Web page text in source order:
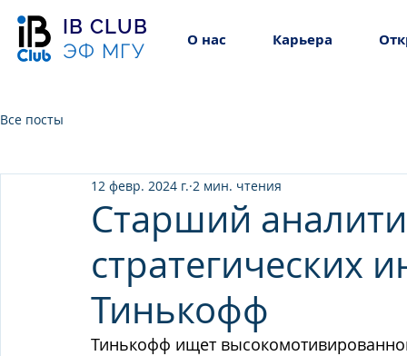
IB CLUB
ЭФ МГУ
О нас Карьера
Все посты
Старший
стратегических
Тинькофф
12 февр. 2024 г. 2 мин. чтения
Тинькофф ищет